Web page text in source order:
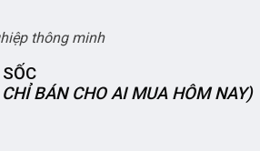
thông minh
BÁN CHO AI MUA HÔM NAY)